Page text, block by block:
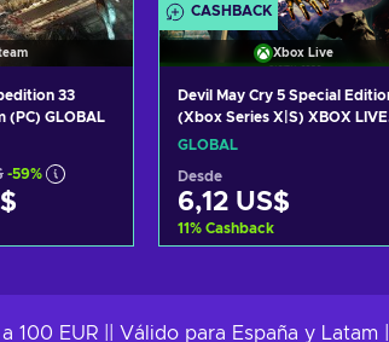
33
(PC) GLOBAL
-59%
CASHBACK
Xbox Live
Devil May Cry 5 Special
(Xbox Series X|S) XBOX LIVE
Key GLOBAL
GLOBAL
Desde
6,12 US$
11% Cashback
Ver ofertas
EUR || Válido para España y